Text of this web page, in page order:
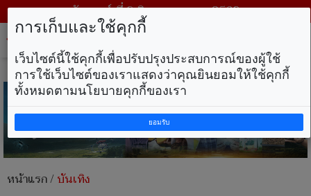
วันเสาร์ ที่ 8 สิงหาคม พ.ศ. 2569
หน้าแรก/บันเทิง
การเก็บและใช้คุกกี้
เว็บไซต์นี้ใช้คุกกี้เพื่อปรับปรุงประสบการณ์ของผู้ใช้
การใช้เว็บไซต์ของเราแสดงว่าคุณยินยอมให้ใช้คุกกี้
ทั้งหมดตามนโยบายคุกกี้ของเรา
ยอมรับ